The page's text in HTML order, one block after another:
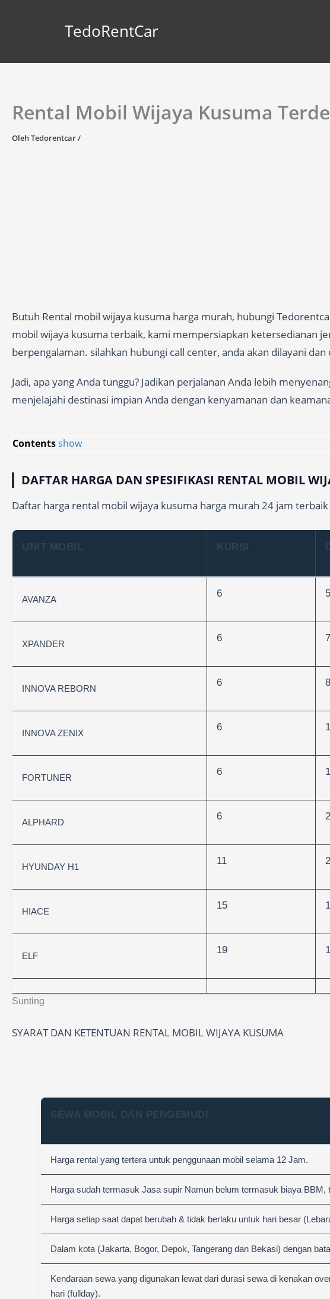
TedoRentCar
Rental Mobil Wijaya Kusuma
OlehTedorentcar/
Butuh Rental mobil wijaya kusuma harga murah, hubungi
mobil wijaya kusuma terbaik, kami mempersiapkan ketersedianan
berpengalaman. silahkan hubungi call center, anda akan dilayani
Jadi, apa yang Anda tunggu? Jadikan perjalanan Anda lebih
menjelajahi destinasi impian Anda dengan kenyamanan dan
Contentsshow
DAFTAR HARGA DAN SPESIFIKASI RENTAL MOBIL
Daftar harga rental mobil wijaya kusuma harga murah 24 jam
Sunting
UNIT MOBIL KURSI
AVANZA
6
XPANDER
6
INNOVA REBORN
6
INNOVA ZENIX
6
FORTUNER
6
ALPHARD
6
HYUNDAY H1
11
HIACE
15
ELF
19
SYARAT DAN KETENTUAN RENTAL MOBIL WIJAYA KUSUMA
SEWA MOBIL DAN PENGEMUDI
Harga rental yang tertera untuk penggunaan mobil selama 12 Jam.
Harga sudah termasuk Jasa supir Namun belum termasuk biaya BBM,
Harga setiap saat dapat berubah & tidak berlaku untuk hari besar
Dalam kota (Jakarta, Bogor, Depok, Tangerang dan Bekasi) dengan
Kendaraan sewa yang digunakan lewat dari durasi sewa di kenakan
hari (fullday).